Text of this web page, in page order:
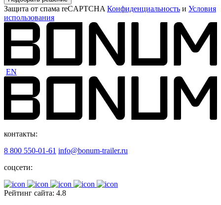
Защита от спама reCAPTCHA Конфиденциальность и Условия
использования
EN
контакты:
8 800 550-01-61 info@bonum-trailer.ru
соцсети:
Рейтинг сайта: 4.8